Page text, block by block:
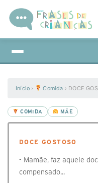
Início › Comida › DOCE
COMIDA MÃE
DOCE GOSTOSO
- Mamãe, faz aquele
compensado...